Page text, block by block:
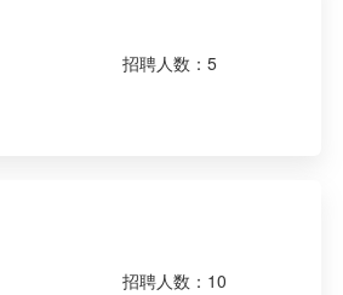
招聘人数：5
招聘人数：10